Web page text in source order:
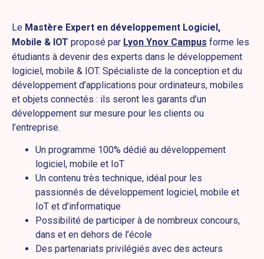
Le Mastère Expert en développement Logiciel,
Mobile & IOT proposé par Lyon Ynov Campus forme les
étudiants à devenir des experts dans le développement
logiciel, mobile & IOT. Spécialiste de la conception et du
développement d’applications pour ordinateurs, mobiles
et objets connectés : ils seront les garants d’un
développement sur mesure pour les clients ou
l’entreprise.
Un programme 100% dédié au développement
logiciel, mobile et IoT
Un contenu très technique, idéal pour les
passionnés de développement logiciel, mobile et
IoT et d’informatique
Possibilité de participer à de nombreux concours,
dans et en dehors de l’école
Des partenariats privilégiés avec des acteurs